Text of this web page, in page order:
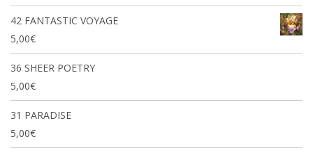
42 FANTASTIC VOYAGE
5,00€
36 SHEER POETRY
5,00€
31 PARADISE
5,00€